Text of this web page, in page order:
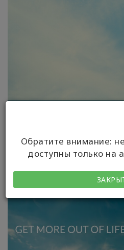
Обратите внимание:
доступны только на